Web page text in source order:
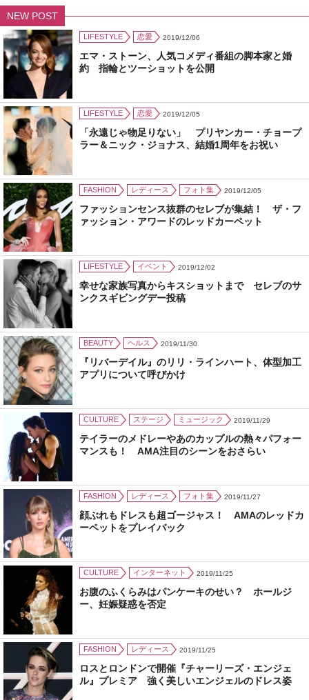
NEW POST
LIFESTYLE 恋愛 2019/12/06
エマ・ストーン、人気コメディ番組の脚本家と婚
約 指輪とツーショットを公開
LIFESTYLE 恋愛 2019/12/05
「永遠じゃ物足りない」 プリヤンカー・チョープ
ラー＆ニック・ジョナス、結婚1周年をお祝い
FASHION レディース フォト集 2019/12/05
ファッションセンス抜群のセレブが集結！ ザ・フ
ァッション・アワードのレッドカーペット
LIFESTYLE イベント 2019/12/02
幸せな家族写真からキスショットまで セレブのサ
ンクスギビングデー投稿
BEAUTY ヘルス 2019/11/30
『リバーデイル』のリリ・ラインハート、体型加工
アプリについて呼びかけ
CULTURE ステージ ミュージック 2019/11/29
テイラーのメドレーやあのカップルの熱々パフォー
マンスも！ AMA注目のシーンをおさらい
FASHION レディース フォト集 2019/11/27
顔ぶれもドレスも超ゴージャス！ AMAのレッドカ
ーペットをプレイバック
CULTURE インターネット 2019/11/25
お腹のふくらみはパンケーキのせい？ ホールジ
ー、妊娠疑惑を否定
FASHION レディース 2019/11/25
ロスとロンドンで開催『チャーリーズ・エンジェ
ル』プレミア 強く美しいエンジェルのドレス姿